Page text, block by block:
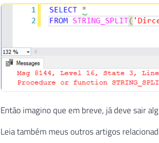
Então imagino que em breve, já deve sair
Leia também meus outros artigos